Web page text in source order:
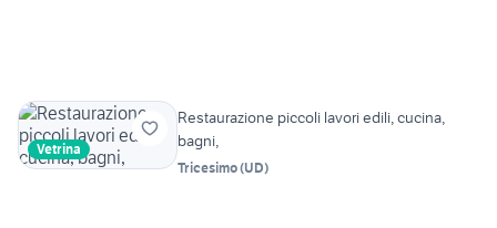
Vetrina
Restaurazione piccoli lavori edili, cucina,
bagni,
Tricesimo(UD)